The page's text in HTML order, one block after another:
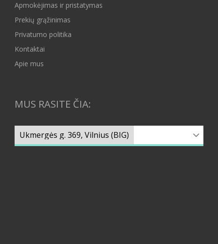
Apmokėjimas ir pristatymas
Prekių grąžinimas
Privatumo politika
Kontaktai
Apie mus
MUS RASITE ČIA: